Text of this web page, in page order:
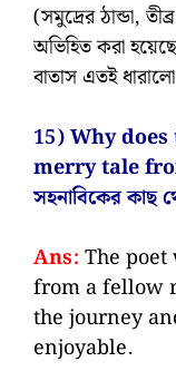
(সমুদ্রের ঠান্ডা,
অভিহিত করা
বাতাস এতই
15) Why
merry tale
সহনাবিকের কাছ
Ans: The
from a fellow
the journey
enjoyable.